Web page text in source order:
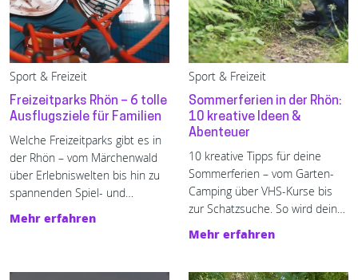
Sport & Freizeit
Freizeitparks Rhön – 6 tolle
Ausflugsziele für Familien
Welche Freizeitparks gibt es in
der Rhön – vom Märchenwald
über Erlebniswelten bis hin zu
spannenden Spiel- und
Freizeitparks. Schau rein.
Mehr erfahren
Sport & Freizeit
Sommerferien in der Rhön:
10 kreative Ideen &
Abenteuer
10 kreative Tipps für deine
Sommerferien – vom Garten-
Camping über VHS-Kurse bis
zur Schatzsuche. So wird dein
Sommer unvergesslich!
Mehr erfahren